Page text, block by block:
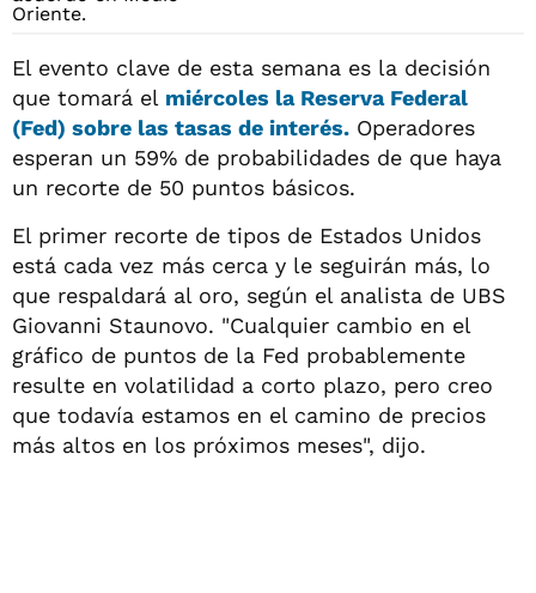
El evento clave de esta semana es la decisión
que tomará el miércoles la Reserva Federal
(Fed) sobre las tasas de interés. Operadores
esperan un 59% de probabilidades de que haya
un recorte de 50 puntos básicos.
El primer recorte de tipos de Estados Unidos
está cada vez más cerca y le seguirán más, lo
que respaldará al oro, según el analista de UBS
Giovanni Staunovo. "Cualquier cambio en el
gráfico de puntos de la Fed probablemente
resulte en volatilidad a corto plazo, pero creo
que todavía estamos en el camino de precios
más altos en los próximos meses", dijo.